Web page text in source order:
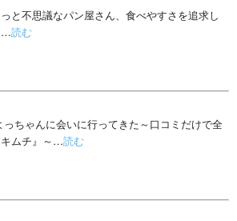
と不思議なパン屋さん、食べやすさを追求し
…読む
ちゃんに会いに行ってきた～口コミだけで全
ムチ』～…読む